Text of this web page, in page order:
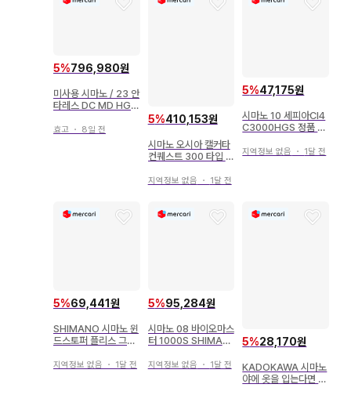
5%796,980원
미사용 시마노 / 23 안
타레스 DC MD HG R
효고 ・ 8일 전
5%410,153원
시마노 오시아 캘커타
컨퀘스트 300 타입 J
지역정보 없음 ・ 1달 전
5%47,175원
시마노 10 세피아CI4
C3000HGS 정품 스
지역정보 없음 ・ 1달 전
5%69,441원
SHIMANO 시마노 윈
드스토퍼 플리스 그로
지역정보 없음 ・ 1달 전
5%95,284원
시마노 08 바이오마스
터 1000S SHIMAN
지역정보 없음 ・ 1달 전
5%28,170원
KADOKAWA 시마노
야에 옷을 입는다면 이